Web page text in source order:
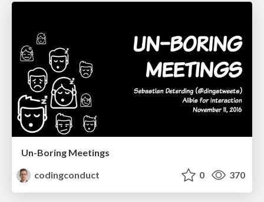
Un-Boring Meetings
codingconduct
0 370